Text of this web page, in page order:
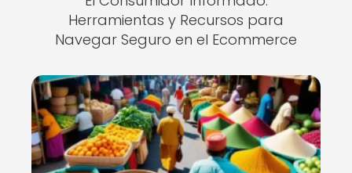
Herramientas y Recursos para
Navegar Seguro en el Ecommerce